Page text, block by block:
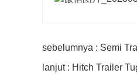
sebelumnya : Semi
lanjut : Hitch Trailer